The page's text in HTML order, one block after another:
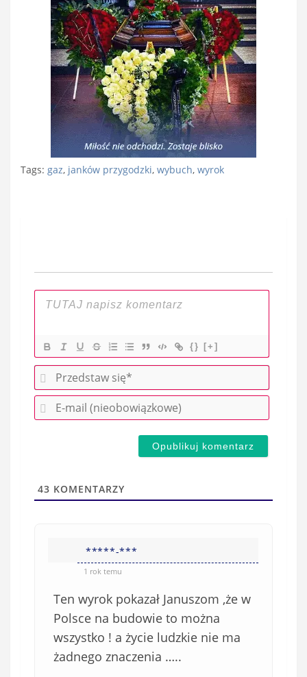
Tags: gaz, janków przygodzki, wybuch, wyrok
{} [+]
P
r
e
w
E
-
(
43 KOMENTARZY
*****-***
1 rok temu
Ten wyrok pokazał Januszom ,że w
Polsce na budowie to można
wszystko ! a życie ludzkie nie ma
żadnego znaczenia …..